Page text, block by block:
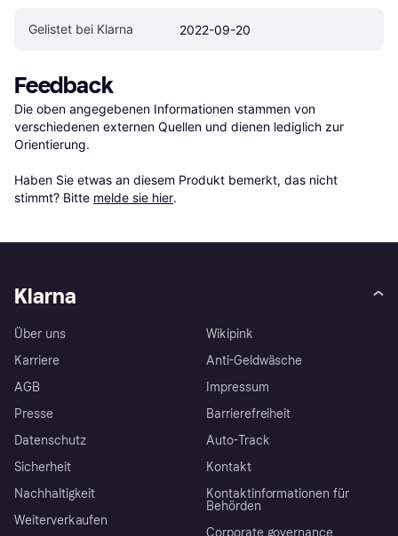
Gelistet bei Klarna 2022-09-20
Feedback
Die oben angegebenen Informationen stammen von
verschiedenen externen Quellen und dienen lediglich zur
Orientierung.
Haben Sie etwas an diesem Produkt bemerkt, das nicht
stimmt? Bitte melde sie hier.
Klarna
Über uns
Karriere
AGB
Presse
Datenschutz
Sicherheit
Nachhaltigkeit
Weiterverkaufen
Wikipink
Anti-Geldwäsche
Impressum
Barrierefreiheit
Auto-Track
Kontakt
Kontaktinformationen für
Behörden
Corporate governance